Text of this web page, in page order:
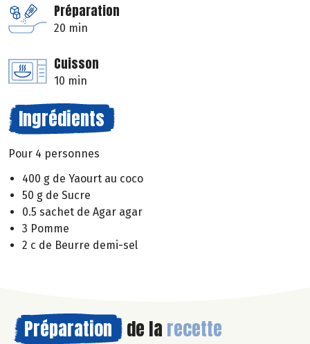
Préparation
20 min
Cuisson
10 min
Ingrédients
Pour 4 personnes
400 g de Yaourt au coco
50 g de Sucre
0.5 sachet de Agar agar
3 Pomme
2 c de Beurre demi-sel
Préparation de la recette